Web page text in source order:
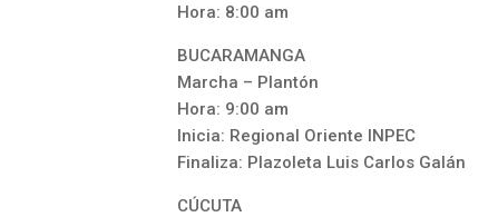
Hora: 8:00 am
BUCARAMANGA
Marcha – Plantón
Hora: 9:00 am
Inicia: Regional Oriente INPEC
Finaliza: Plazoleta Luis Carlos Galán
CÚCUTA